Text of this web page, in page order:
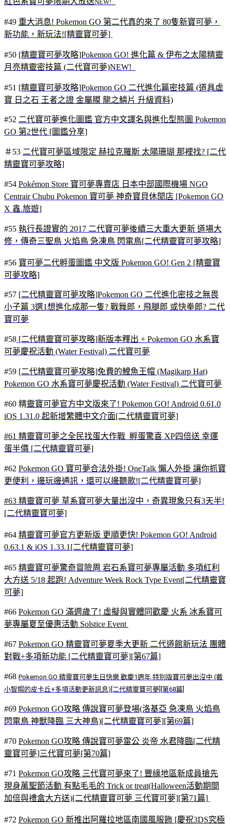
NEW!
#49 重大消息! Pokemon GO 第二代真的來了 80隻新寶可夢，
新功能，新玩法![精靈寶可夢]
#50 [精靈寶可夢攻略]Pokemon GO! 進化篇 & 伊布之太陽精靈
月亮精靈密技篇 (二代寶可夢)NEW!
#51 [精靈寶可夢攻略]Pokemon GO 二代進化篇密技篇 (道具虛
寶 日之石 王者之證 金屬膜 龍之鱗片 升級資料)
#52 二代寶可夢進化圖鑑 官方中文譯名與進化型態圖 Pokemon
GO 第2世代 [圖鑑分享]
＃53 二代寶可夢區域限定 赫拉克羅斯 太陽珊瑚 那裡找? [二代
精靈寶可夢攻略]
#54 Pokémon Store 寶可夢專賣店 日本中部國際機場 NGO
Centrair Chubu Pokemon 寶可夢 神奇寶貝休閒店 [Pokemon GO
X 鑫.旅遊]
#55 執行長證實的 2017 二代寶可夢後續三大重大更新 道場大
修，傳奇三聖鳥 火焰鳥 急凍鳥 閃電鳥[二代精靈寶可夢攻略]
#56 寶可夢二代孵蛋圖鑑 中文版 Pokemon GO! Gen 2 [精靈寶
可夢攻略]
#57 [二代精靈寶可夢攻略]Pokemon GO 二代進化密技之無畏
小子篇 3選1想進化成那一隻? 戰舞郎，飛腿郎 或快拳郎? 二代
寶可夢
#58 [二代精靈寶可夢攻略]新版本釋出 + Pokemon GO 水系寶
可夢慶祝活動 (Water Festival) 二代寶可夢
#59 [二代精靈寶可夢攻略]免費的鯉魚王帽 (Magikarp Hat)
Pokemon GO 水系寶可夢慶祝活動 (Water Festival) 二代寶可夢
#60 精靈寶可夢官方中文版來了! Pokemon GO! Android 0.61.0
iOS 1.31.0 起新增繁體中文介面[二代精靈寶可夢]
#61 精靈寶可夢之全民找蛋大作戰 孵蛋驚喜 XP四倍送 幸運
蛋半價 [二代精靈寶可夢]
#62 Pokemon GO 寶可夢合法外掛! OneTalk 懶人外掛 讓你抓寶
更便利，邊玩邊通訊，還可以邊聽歌![二代精靈寶可夢]
#63 精靈寶可夢 草系寶可夢大量出沒中，奇異現象只有3天半!
[二代精靈寶可夢]
#64 精靈寶可夢官方更新版 更順更快! Pokemon GO! Android
0.63.1 & iOS 1.33.1[二代精靈寶可夢]
#65 精靈寶可夢驚奇冒險周 岩石系寶可夢專屬活動 多項紅利
大方送 5/18 起跑! Adventure Week Rock Type Event[二代精靈寶
可夢]
#66 Pokemon GO 滿週歲了! 虛擬與實體同歡慶 火系 冰系寶可
夢專屬夏至優惠活動 Solstice Event
#67 Pokemon GO 精靈寶可夢夏季大更新 二代道館新玩法 團體
對戰+多項新功能 [二代精靈寶可夢][第67篇]
#68 Pokemon GO 精靈寶可夢生日快樂 歡慶1週年 特別版寶可夢出沒中 (戴
小智帽的皮卡丘+多項活動更新訊息)[二代精靈寶可夢][第68篇]
#69 Pokemon GO攻略 傳說寶可夢登場(洛基亞 急凍鳥 火焰鳥
閃電鳥 神獸降臨 三大神鳥)[二代精靈寶可夢][第69篇]
#70 Pokemon GO攻略 傳說寶可夢雷公 炎帝 水君降臨[二代精
靈寶可夢]三代寶可夢[第70篇]
#71 Pokemon GO攻略 三代寶可夢來了! 豐緣地區新成員搶先
現身萬聖節活動 有點毛毛的 Trick or treat(Halloween活動期間
加倍與禮盒大方送)[二代精靈寶可夢 三代寶可夢][第71篇]
#72 Pokemon GO 新推出阿羅拉地區南國風服飾 [慶祝3DS究極